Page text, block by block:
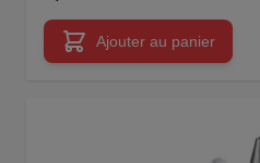
Ajouter au panier